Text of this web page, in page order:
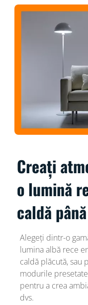
Creați
o lumină
caldă
Alegeți dintr-o
lumina albă rece
caldă plăcută, sau
modurile
pentru a crea
dvs.